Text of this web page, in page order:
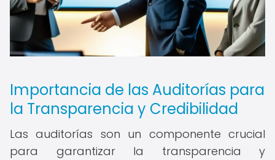
Importancia de las Auditorías para
la Transparencia y Credibilidad
Las auditorías son un componente crucial
para garantizar la transparencia y